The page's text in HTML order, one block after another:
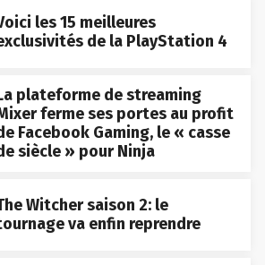
les 15 meilleures
de la PlayStation 4
plateforme de streaming
ferme ses portes au profit
Facebook Gaming, le « casse
siècle » pour Ninja
Witcher saison 2: le
va enfin reprendre